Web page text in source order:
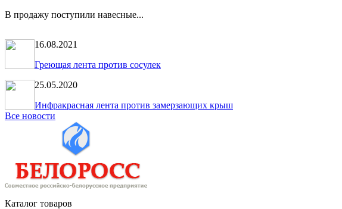
В продажу поступили навесные...
16.08.2021
Греющая лента против сосулек
25.05.2020
Инфракрасная лента против замерзающих крыш
Все новости
Каталог товаров